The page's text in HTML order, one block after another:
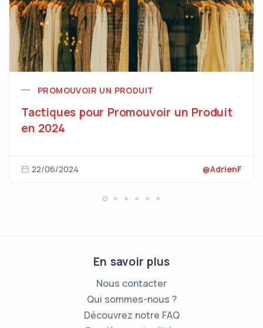
PROMOUVOIR UN PRODUIT
Tactiques pour Promouvoir un Produit
en 2024
22/06/2024 @AdrienF
En savoir plus
Nous contacter
Qui sommes-nous ?
Découvrez notre FAQ